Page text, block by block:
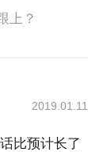
上？
2019.01.11
比预计长了